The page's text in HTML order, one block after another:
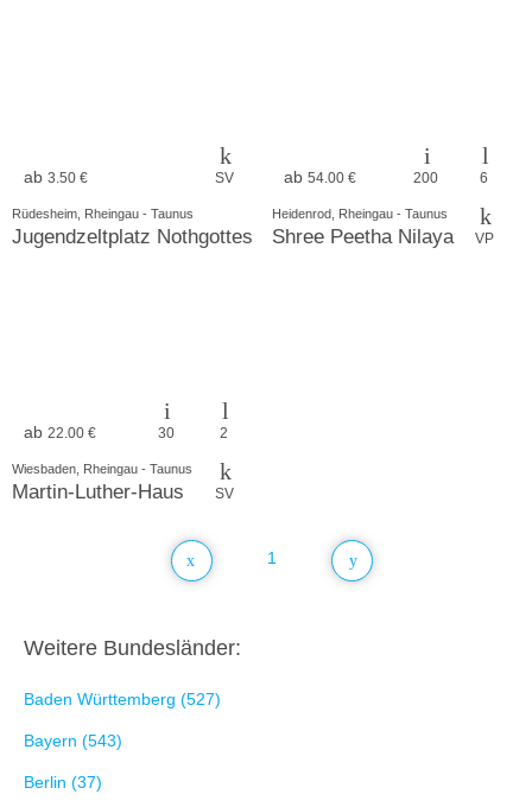
ab 3.50 € SV
Rüdesheim, Rheingau - Taunus
Jugendzeltplatz Nothgottes
ab 54.00 € 200 6
VP
Heidenrod, Rheingau - Taunus
Shree Peetha Nilaya
ab 22.00 € 30 2
SV
Wiesbaden, Rheingau - Taunus
Martin-Luther-Haus
1
Weitere Bundesländer:
Baden Württemberg (527)
Bayern (543)
Berlin (37)